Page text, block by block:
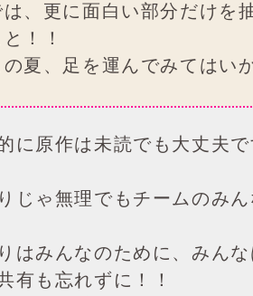
、更に面白い部分だけを
！！
夏、足を運んでみてはい
に原作は未読でも大丈夫
じゃ無理でもチームのみ
みんなのために、みんな
有も忘れずに！！